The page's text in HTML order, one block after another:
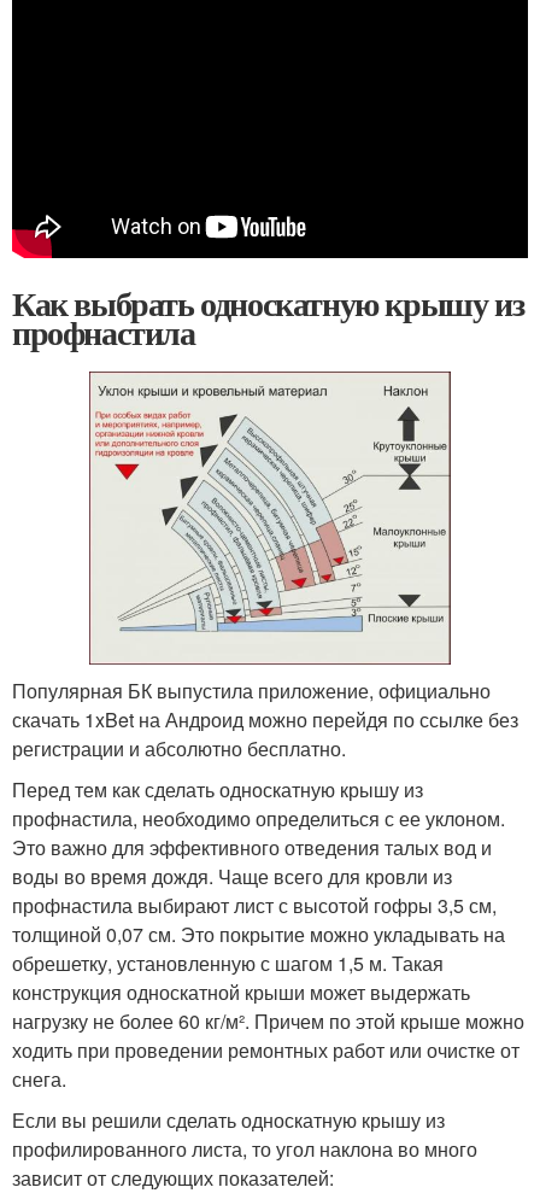
Как выбрать односкатную крышу из
профнастила
Популярная БК выпустила приложение, официально
скачать 1xBet на Андроид можно перейдя по ссылке без
регистрации и абсолютно бесплатно.
Перед тем как сделать односкатную крышу из
профнастила, необходимо определиться с ее уклоном.
Это важно для эффективного отведения талых вод и
воды во время дождя. Чаще всего для кровли из
профнастила выбирают лист с высотой гофры 3,5 см,
толщиной 0,07 см. Это покрытие можно укладывать на
обрешетку, установленную с шагом 1,5 м. Такая
конструкция односкатной крыши может выдержать
нагрузку не более 60 кг/м². Причем по этой крыше можно
ходить при проведении ремонтных работ или очистке от
снега.
Если вы решили сделать односкатную крышу из
профилированного листа, то угол наклона во много
зависит от следующих показателей: